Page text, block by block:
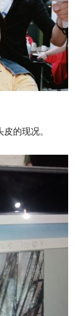
的现况。